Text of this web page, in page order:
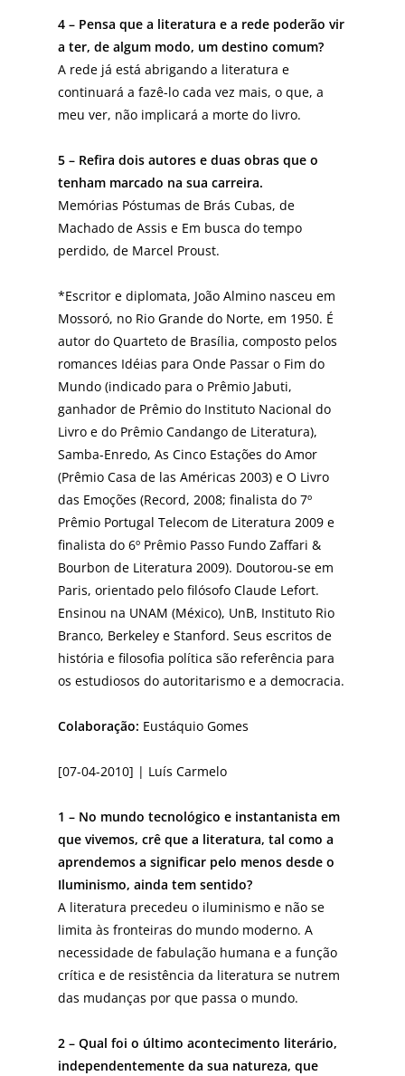
4 – Pensa que a literatura e a rede poderão vir
a ter, de algum modo, um destino comum?
A rede já está abrigando a literatura e
continuará a fazê-lo cada vez mais, o que, a
meu ver, não implicará a morte do livro.
5 – Refira dois autores e duas obras que o
tenham marcado na sua carreira.
Memórias Póstumas de Brás Cubas, de
Machado de Assis e Em busca do tempo
perdido, de Marcel Proust.
*Escritor e diplomata, João Almino nasceu em
Mossoró, no Rio Grande do Norte, em 1950. É
autor do Quarteto de Brasília, composto pelos
romances Idéias para Onde Passar o Fim do
Mundo (indicado para o Prêmio Jabuti,
ganhador de Prêmio do Instituto Nacional do
Livro e do Prêmio Candango de Literatura),
Samba-Enredo, As Cinco Estações do Amor
(Prêmio Casa de las Américas 2003) e O Livro
das Emoções (Record, 2008; finalista do 7º
Prêmio Portugal Telecom de Literatura 2009 e
finalista do 6º Prêmio Passo Fundo Zaffari &
Bourbon de Literatura 2009). Doutorou-se em
Paris, orientado pelo filósofo Claude Lefort.
Ensinou na UNAM (México), UnB, Instituto Rio
Branco, Berkeley e Stanford. Seus escritos de
história e filosofia política são referência para
os estudiosos do autoritarismo e a democracia.
Colaboração: Eustáquio Gomes
[07-04-2010] | Luís Carmelo
1 – No mundo tecnológico e instantanista em
que vivemos, crê que a literatura, tal como a
aprendemos a significar pelo menos desde o
Iluminismo, ainda tem sentido?
A literatura precedeu o iluminismo e não se
limita às fronteiras do mundo moderno. A
necessidade de fabulação humana e a função
crítica e de resistência da literatura se nutrem
das mudanças por que passa o mundo.
2 – Qual foi o último acontecimento literário,
independentemente da sua natureza, que